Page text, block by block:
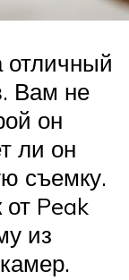
отличный
Вам не
он
ли он
съемку.
Peak
из